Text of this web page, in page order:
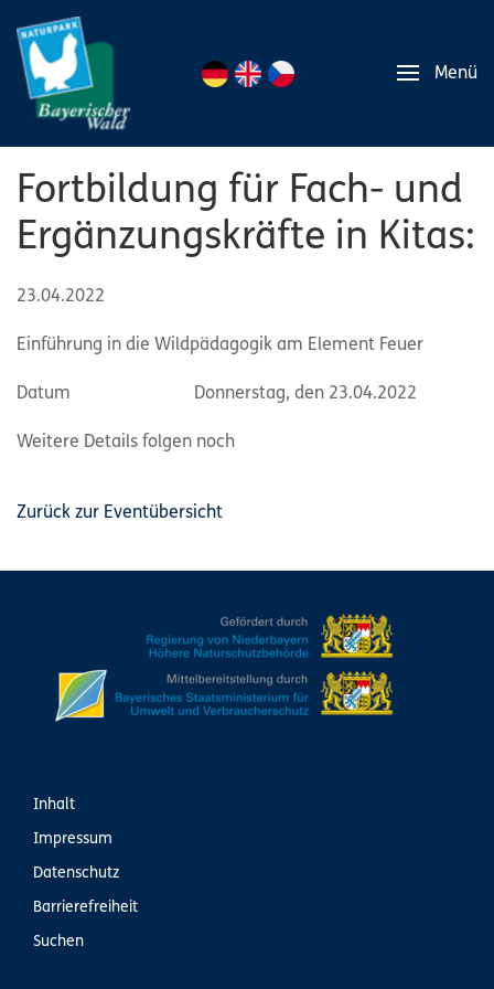
Menü
Fortbildung für Fach- und
Ergänzungskräfte in Kitas:
23.04.2022
Einführung in die Wildpädagogik am Element Feuer
Datum Donnerstag, den 23.04.2022
Weitere Details folgen noch
Zurück zur Eventübersicht
Inhalt
Impressum
Datenschutz
Barrierefreiheit
Suchen